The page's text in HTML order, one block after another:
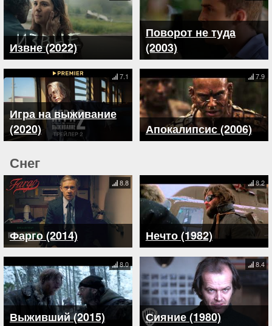
Извне (2022)
Поворот не туда
(2003)
Игра на выживание
(2020)
7.1
Апокалипсис (2006)
7.9
Снег
Фарго (2014)
8.8
Нечто (1982)
8.2
Выживший (2015)
8.0
Сияние (1980)
8.4